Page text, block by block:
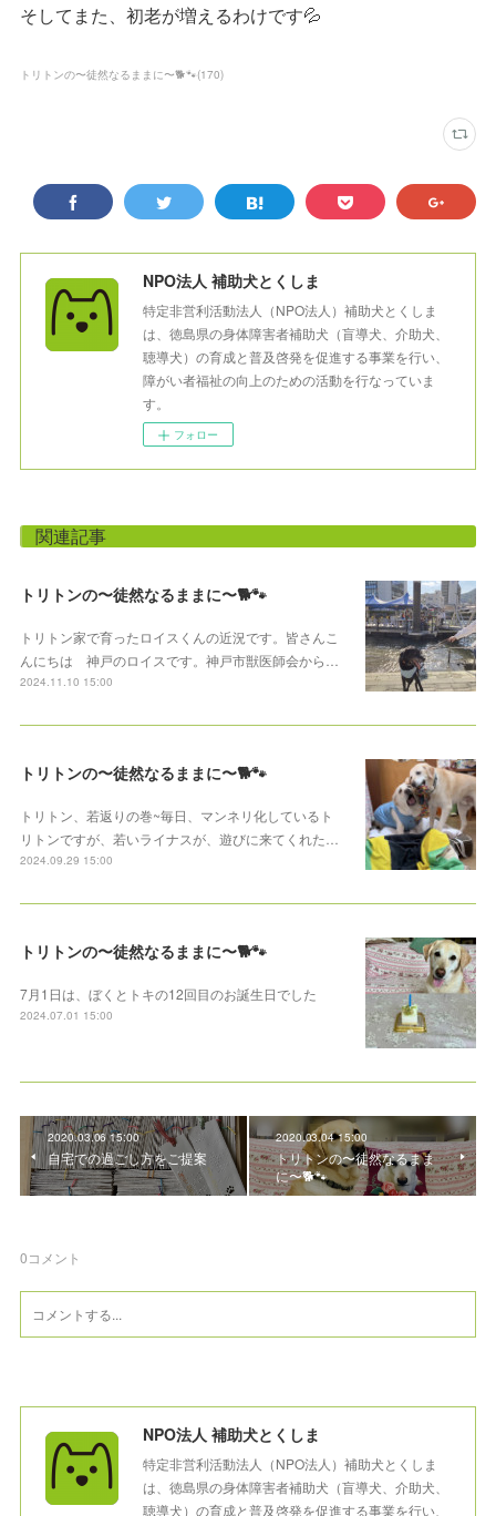
そしてまた、初老が増えるわけです💦
トリトンの〜徒然なるままに〜🐕🐾(170)
NPO法人 補助犬とくしま
特定非営利活動法人（NPO法人）補助犬とくしま
は、徳島県の身体障害者補助犬（盲導犬、介助犬、
聴導犬）の育成と普及啓発を促進する事業を行い、
障がい者福祉の向上のための活動を行なっていま
す。
フォロー
関連記事
トリトンの〜徒然なるままに〜🐕🐾
トリトン家で育ったロイスくんの近況です。皆さんこ
んにちは 神戸のロイスです。神戸市獣医師会から…
2024.11.10 15:00
トリトンの〜徒然なるままに〜🐕🐾
トリトン、若返りの巻~毎日、マンネリ化しているト
リトンですが、若いライナスが、遊びに来てくれた…
2024.09.29 15:00
トリトンの〜徒然なるままに〜🐕🐾
7月1日は、ぼくとトキの12回目のお誕生日でした
2024.07.01 15:00
2020.03.06 15:00
自宅での過ごし方をご提案
2020.03.04 15:00
トリトンの〜徒然なるまま
に〜🐕🐾
0コメント
NPO法人 補助犬とくしま
特定非営利活動法人（NPO法人）補助犬とくしま
は、徳島県の身体障害者補助犬（盲導犬、介助犬、
聴導犬）の育成と普及啓発を促進する事業を行い、